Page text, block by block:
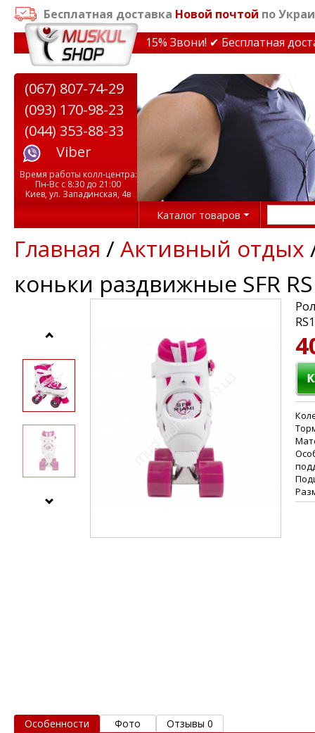
Бесплатная доставка Новой почтой по
на тренажеры до 15% Звони! ✔ Бесплатная
(067) 807-74-29
(093) 170-98-23
(044) 353-88-33
Viber
Время работы колл-центра:
Пн-Вс с 8:30 до 21:00
Киев, ул. Западинская, 4в
Каталог товаров
Главная /Активный отдых
коньки раздвижные SFR
Особенности Фото Отзывы 0